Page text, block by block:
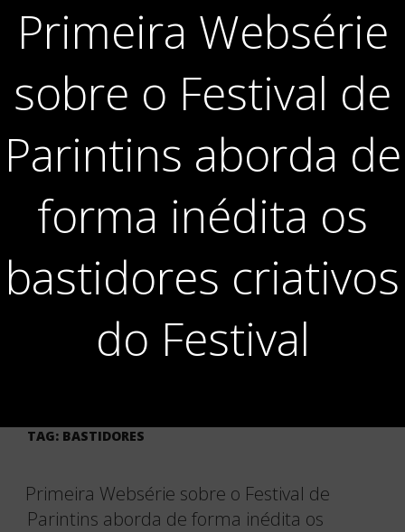
Primeira Websérie
sobre o Festival de
Parintins aborda de
forma inédita os
bastidores criativos
do Festival
TAG: BASTIDORES
Primeira Websérie sobre o Festival de
Parintins aborda de forma inédita os